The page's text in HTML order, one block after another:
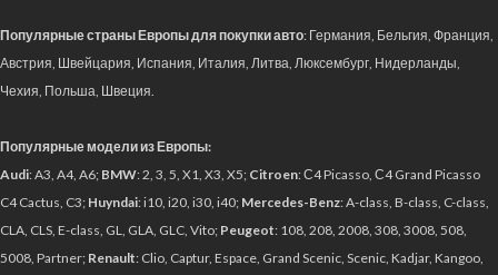
Популярные страны Европы для покупки авто: Германия, Бельгия, Франция,
Австрия, Швейцария, Испания, Италия, Литва, Люксембург, Нидерланды,
Чехия, Польша, Швеция.
Популярные модели из Европы:
Audi: A3, A4, A6; BMW: 2, 3, 5, X1, X3, X5; Citroen: С4 Picasso, С4 Grand Picasso
C4 Cactus, C3; Huyndai: i10, i20, i30, i40; Mercedes-Benz: A-class, B-class, C-class,
CLA, CLS, E-class, GL, GLA, GLC, Vito; Peugeot: 108, 208, 2008, 308, 3008, 508,
5008, Partner; Renault: Clio, Captur, Espace, Grand Scenic, Scenic, Kadjar, Kangoo,